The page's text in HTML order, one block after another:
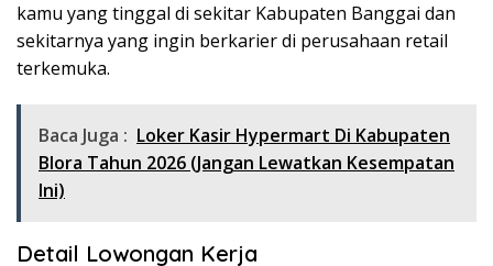
kamu yang tinggal di sekitar Kabupaten Banggai dan
sekitarnya yang ingin berkarier di perusahaan retail
terkemuka.
Baca Juga : Loker Kasir Hypermart Di Kabupaten
Blora Tahun 2026 (Jangan Lewatkan Kesempatan
Ini)
Detail Lowongan Kerja